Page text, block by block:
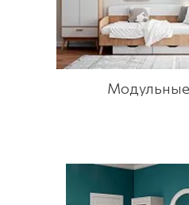
Модульные